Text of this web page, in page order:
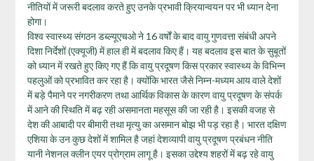
नीतियों में जरूरी बदलाव करते हुए उनके प्रभावी क्रियान्‍वयन पर भी ध्‍यान देना
होगा।
विश्व स्वास्थ्य संगठन डब्ल्यूएचओ ने 16 वर्षों के बाद वायु गुणवत्ता संबंधी अपने
दिशा निर्देशों (एक्यूजी) में हाल ही में बदलाव किए हैं। यह बदलाव इस बात के सुबूतों
को ध्यान में रखते हुए किए गए हैं कि वायु प्रदूषण किस प्रकार स्वास्थ्य के विभिन्न
पहलुओं को प्रभावित कर रहा है। क्योंकि भारत जैसे निम्न-मध्यम आय वाले देशों
में बड़े पैमाने पर नगरीकरण तथा आर्थिक विकास के कारण वायु प्रदूषण के संपर्क
में आने की स्थिति में बढ़ रही असमानता महसूस की जा रही है। इसकी वजह से
देश की आबादी पर बीमारी तथा मृत्यु का असमान बोझ भी पड़ रहा है। भारत दक्षिण
एशिया के उन कुछ देशों में शामिल है जहां देशव्यापी वायु प्रदूषण प्रबंधन नीति
यानी नेशनल क्लीन एयर प्रोग्राम लागू है। इसका उद्देश्य शहरों में बढ़ रहे वायु